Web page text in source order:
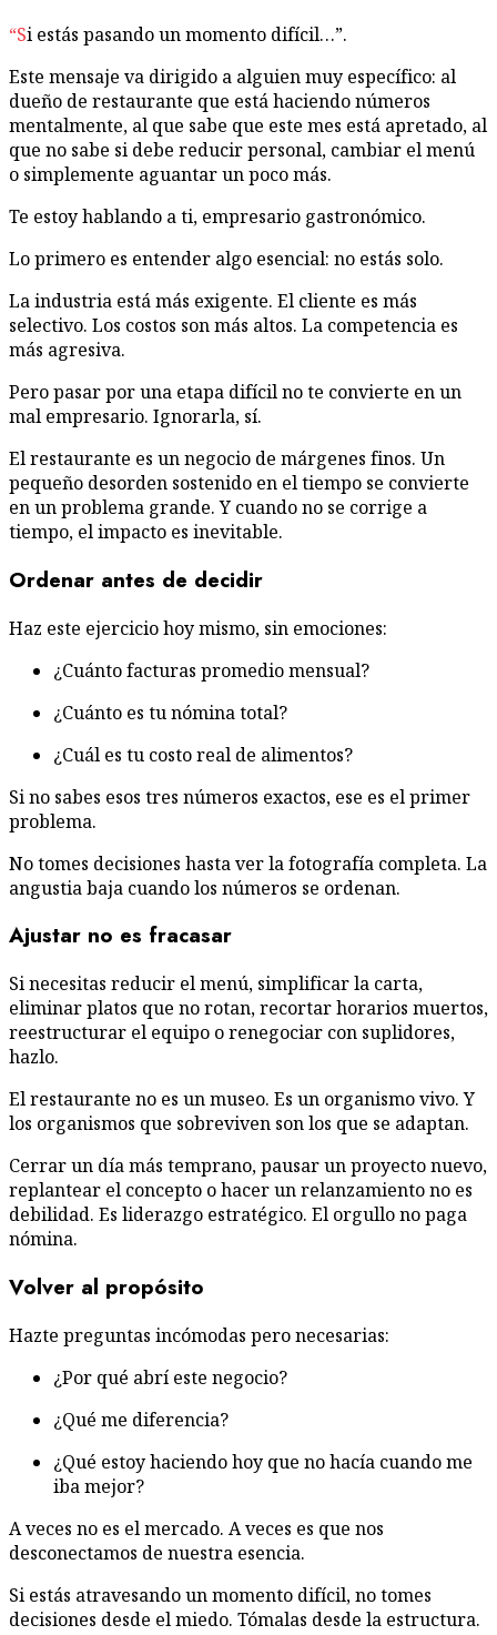
“Si estás pasando un momento difícil…”.
Este mensaje va dirigido a alguien muy específico: al
dueño de restaurante que está haciendo números
mentalmente, al que sabe que este mes está apretado, al
que no sabe si debe reducir personal, cambiar el menú
o simplemente aguantar un poco más.
Te estoy hablando a ti, empresario gastronómico.
Lo primero es entender algo esencial: no estás solo.
La industria está más exigente. El cliente es más
selectivo. Los costos son más altos. La competencia es
más agresiva.
Pero pasar por una etapa difícil no te convierte en un
mal empresario. Ignorarla, sí.
El restaurante es un negocio de márgenes finos. Un
pequeño desorden sostenido en el tiempo se convierte
en un problema grande. Y cuando no se corrige a
tiempo, el impacto es inevitable.
Ordenar antes de decidir
Haz este ejercicio hoy mismo, sin emociones:
¿Cuánto facturas promedio mensual?
¿Cuánto es tu nómina total?
¿Cuál es tu costo real de alimentos?
Si no sabes esos tres números exactos, ese es el primer
problema.
No tomes decisiones hasta ver la fotografía completa. La
angustia baja cuando los números se ordenan.
Ajustar no es fracasar
Si necesitas reducir el menú, simplificar la carta,
eliminar platos que no rotan, recortar horarios muertos,
reestructurar el equipo o renegociar con suplidores,
hazlo.
El restaurante no es un museo. Es un organismo vivo. Y
los organismos que sobreviven son los que se adaptan.
Cerrar un día más temprano, pausar un proyecto nuevo,
replantear el concepto o hacer un relanzamiento no es
debilidad. Es liderazgo estratégico. El orgullo no paga
nómina.
Volver al propósito
Hazte preguntas incómodas pero necesarias:
¿Por qué abrí este negocio?
¿Qué me diferencia?
¿Qué estoy haciendo hoy que no hacía cuando me
iba mejor?
A veces no es el mercado. A veces es que nos
desconectamos de nuestra esencia.
Si estás atravesando un momento difícil, no tomes
decisiones desde el miedo. Tómalas desde la estructura.